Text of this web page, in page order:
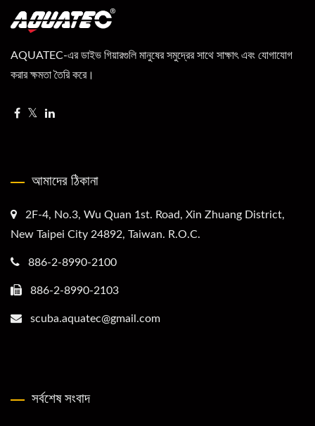
AQUATEC-এর ডাইভ গিয়ারগুলি মানুষের সমুদ্রের সাথে সাক্ষাৎ এবং যোগাযোগ
করার ক্ষমতা তৈরি করে।
আমাদের ঠিকানা
2F-4, No.3, Wu Quan 1st. Road, Xin Zhuang District,
New Taipei City 24892, Taiwan. R.O.C.
886-2-8990-2100
886-2-8990-2103
scuba.aquatec@gmail.com
সর্বশেষ সংবাদ